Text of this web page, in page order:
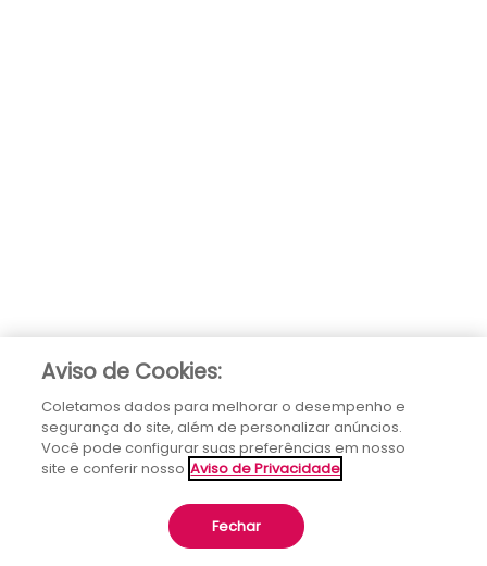
Aviso de Cookies:
Coletamos dados para melhorar o desempenho e
segurança do site, além de personalizar anúncios.
Você pode configurar suas preferências em nosso
site e conferir nosso Aviso de Privacidade
Fechar